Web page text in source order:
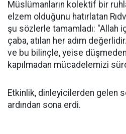
Müslümanların kolektif bir
elzem olduğunu hatırlatan
şu sözlerle tamamladı: "Allah
çaba, atılan her adım
ve bu bilinçle, yeise
kapılmadan mücadelemizi
Etkinlik, dinleyicilerden gelen
ardından sona erdi.